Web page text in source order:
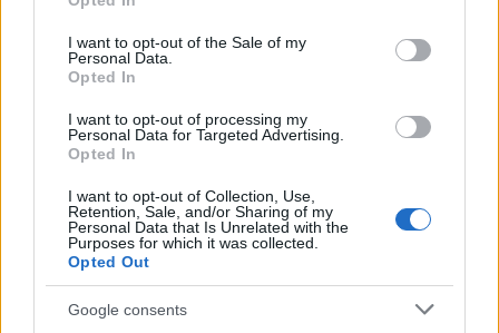
use your data for below specified purposes in below Google
consent section.
I want to opt-out of the Sale of my
Personal Data.
Opted In
I want to opt-out of processing my
Personal Data for Targeted Advertising.
Opted In
I want to opt-out of Collection, Use,
Retention, Sale, and/or Sharing of my
Personal Data that Is Unrelated with the
Purposes for which it was collected.
Opted Out
Google consents
AUTORE
Camilla Pellegrini, genovese e già infermiera,
racconta ancora la notte trascorsa nel pronto
tradurre esperienza clinica in contenuti
divulgativi. In redazione sostiene un
approccio rigoroso e porta con sé cartoline e
appunti di turni reali.